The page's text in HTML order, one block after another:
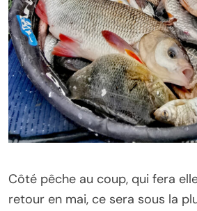
Côté pêche au coup, qui fera
retour en mai, ce sera sous la